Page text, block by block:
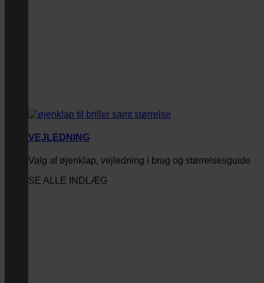
VEJLEDNING
Valg af øjenklap, vejledning i brug og størrelsesguide
SE ALLE INDLÆG